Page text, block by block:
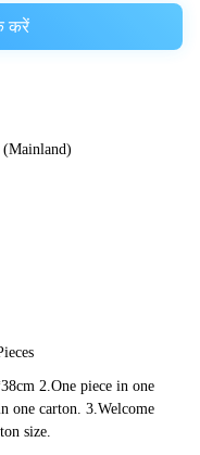
करें
(Mainland)
2.One piece in one
one carton. 3.Welcome
size.